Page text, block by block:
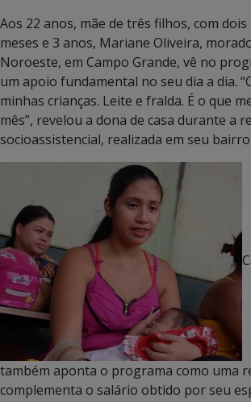
Aos 22 anos, mãe de três filhos, com dois
meses e 3 anos, Mariane Oliveira,
Noroeste, em Campo Grande, vê no
um apoio fundamental no seu dia a dia.
minhas crianças. Leite e fralda. É o que
mês”, revelou a dona de casa durante a
socioassistencial, realizada em seu
também aponta o programa como uma
complementa o salário obtido por seu